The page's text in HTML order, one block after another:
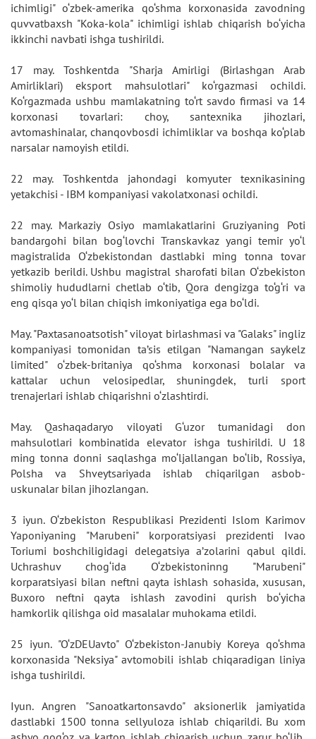
ichimligi" o‘zbek-amerika qo‘shma korxonasida zavodning
quvvatbaxsh "Koka-kola" ichimligi ishlab chiqarish bo‘yicha
ikkinchi navbati ishga tushirildi.
17 may. Toshkentda "Sharja Amirligi (Birlashgan Arab
Amirliklari) eksport mahsulotlari" ko‘rgazmasi ochildi.
Ko‘rgazmada ushbu mamlakatning to‘rt savdo firmasi va 14
korxonasi tovarlari: choy, santexnika jihozlari,
avtomashinalar, chanqovbosdi ichimliklar va boshqa ko‘plab
narsalar namoyish etildi.
22 may. Toshkentda jahondagi komyuter texnikasining
yetakchisi - IBM kompaniyasi vakolatxonasi ochildi.
22 may. Markaziy Osiyo mamlakatlarini Gruziyaning Poti
bandargohi bilan bog‘lovchi Transkavkaz yangi temir yo‘l
magistralida O‘zbekistondan dastlabki ming tonna tovar
yetkazib berildi. Ushbu magistral sharofati bilan O‘zbekiston
shimoliy hududlarni chetlab o‘tib, Qora dengizga to‘g‘ri va
eng qisqa yo‘l bilan chiqish imkoniyatiga ega bo‘ldi.
May. "Paxtasanoatsotish" viloyat birlashmasi va "Galaks" ingliz
kompaniyasi tomonidan ta’sis etilgan "Namangan saykelz
limited" o‘zbek-britaniya qo‘shma korxonasi bolalar va
kattalar uchun velosipedlar, shuningdek, turli sport
trenajerlari ishlab chiqarishni o‘zlashtirdi.
May. Qashaqadaryo viloyati G‘uzor tumanidagi don
mahsulotlari kombinatida elevator ishga tushirildi. U 18
ming tonna donni saqlashga mo‘ljallangan bo‘lib, Rossiya,
Polsha va Shveytsariyada ishlab chiqarilgan asbob-
uskunalar bilan jihozlangan.
3 iyun. O‘zbekiston Respublikasi Prezidenti Islom Karimov
Yaponiyaning "Marubeni" korporatsiyasi prezidenti Ivao
Toriumi boshchiligidagi delegatsiya a’zolarini qabul qildi.
Uchrashuv chog‘ida O‘zbekistoninng "Marubeni"
korparatsiyasi bilan neftni qayta ishlash sohasida, xususan,
Buxoro neftni qayta ishlash zavodini qurish bo‘yicha
hamkorlik qilishga oid masalalar muhokama etildi.
25 iyun. "O‘zDEUavto" O‘zbekiston-Janubiy Koreya qo‘shma
korxonasida "Neksiya" avtomobili ishlab chiqaradigan liniya
ishga tushirildi.
Iyun. Angren "Sanoatkartonsavdo" aksionerlik jamiyatida
dastlabki 1500 tonna sellyuloza ishlab chiqarildi. Bu xom